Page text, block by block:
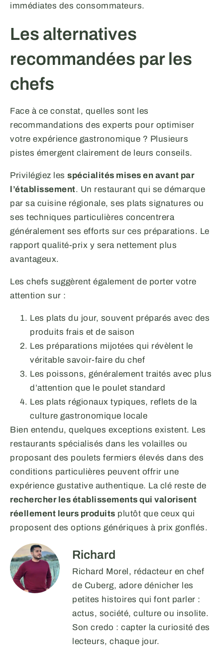
immédiates des consommateurs.
Les alternatives
recommandées par les
chefs
Face à ce constat, quelles sont les
recommandations des experts pour optimiser
votre expérience gastronomique ? Plusieurs
pistes émergent clairement de leurs conseils.
Privilégiez les spécialités mises en avant par
l’établissement. Un restaurant qui se démarque
par sa cuisine régionale, ses plats signatures ou
ses techniques particulières concentrera
généralement ses efforts sur ces préparations. Le
rapport qualité-prix y sera nettement plus
avantageux.
Les chefs suggèrent également de porter votre
attention sur :
Les plats du jour, souvent préparés avec des
produits frais et de saison
Les préparations mijotées qui révèlent le
véritable savoir-faire du chef
Les poissons, généralement traités avec plus
d’attention que le poulet standard
Les plats régionaux typiques, reflets de la
culture gastronomique locale
Bien entendu, quelques exceptions existent. Les
restaurants spécialisés dans les volailles ou
proposant des poulets fermiers élevés dans des
conditions particulières peuvent offrir une
expérience gustative authentique. La clé reste de
rechercher les établissements qui valorisent
réellement leurs produits plutôt que ceux qui
proposent des options génériques à prix gonflés.
Richard
Richard Morel, rédacteur en chef
de Cuberg, adore dénicher les
petites histoires qui font parler :
actus, société, culture ou insolite.
Son credo : capter la curiosité des
lecteurs, chaque jour.